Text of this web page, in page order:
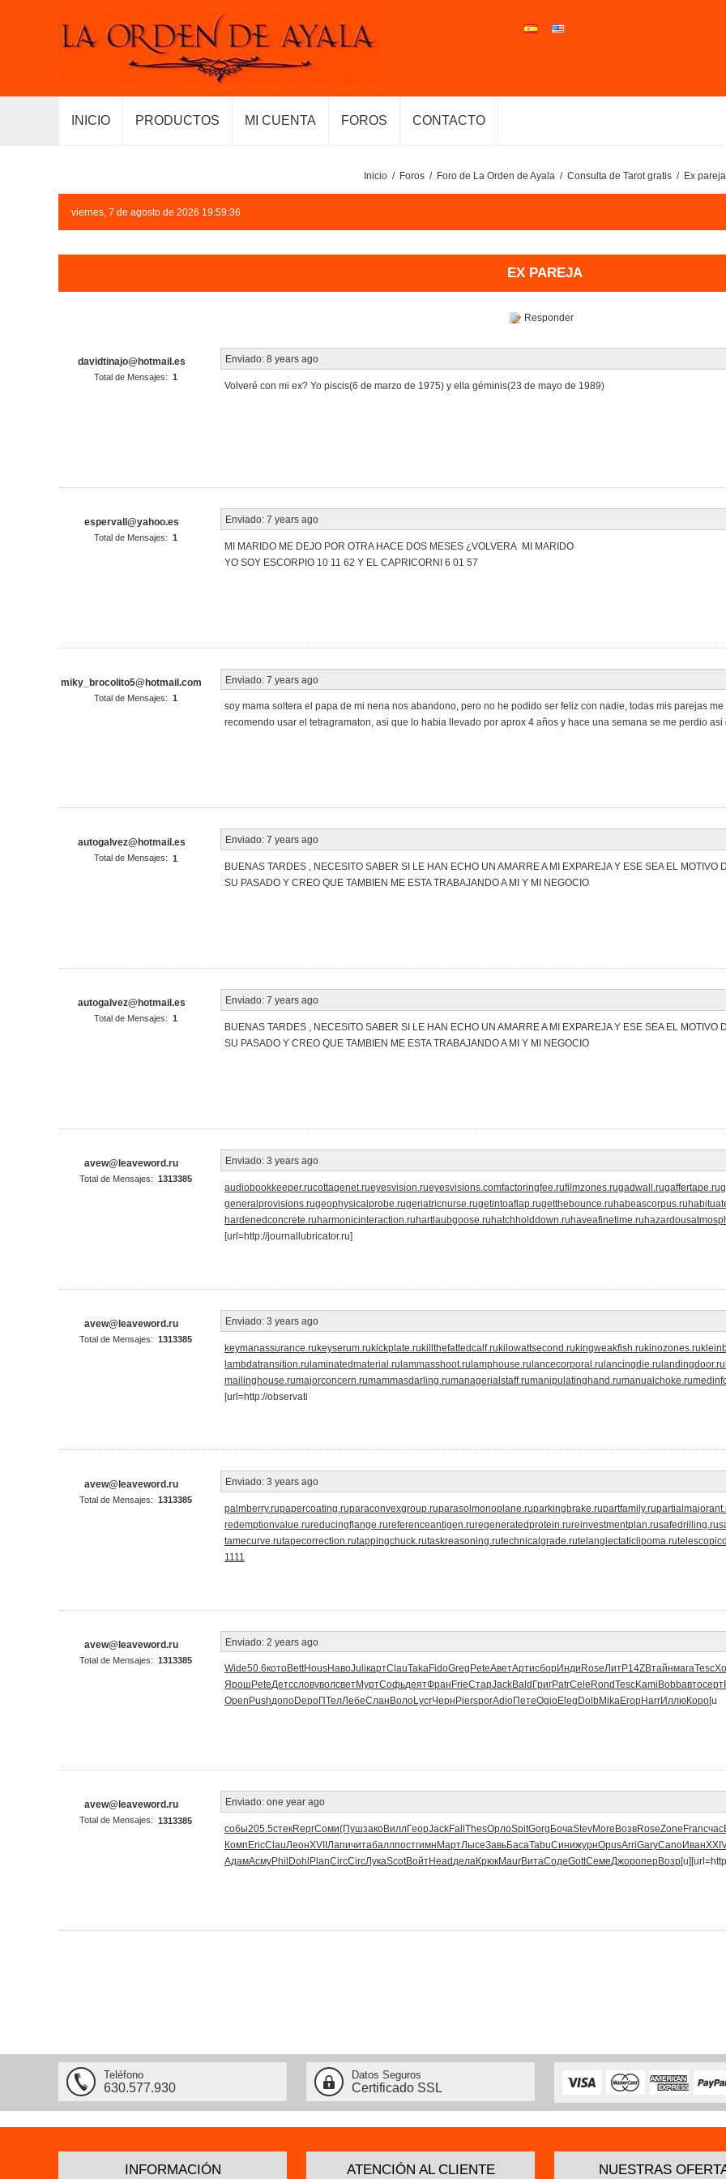
INICIO PRODUCTOS MI CUENTA FOROS CONTACTO
Inicio / Foros / Foro de La Orden de Ayala / Consulta de Tarot gratis / Ex pareja
viernes, 7 de agosto de 2026 19:59:36
EX PAREJA
Responder
davidtinajo@hotmail.es
Total de Mensajes: 1
Enviado: 8 years ago
Volveré con mi ex? Yo piscis(6 de marzo de 1975) y ella géminis(23 de mayo de 1989)
espervall@yahoo.es
Total de Mensajes: 1
Enviado: 7 years ago
MI MARIDO ME DEJO POR OTRA HACE DOS MESES ¿VOLVERA MI MARIDO
YO SOY ESCORPIO 10 11 62 Y EL CAPRICORNI 6 01 57
miky_brocolito5@hotmail.com
Total de Mensajes: 1
Enviado: 7 years ago
soy mama soltera el papa de mi nena nos abandono, pero no he podido ser feliz con nadie, todas mis parejas
recomendo usar el tetragramaton, asi que lo habia llevado por aprox 4 años y hace una semana se me perdio
autogalvez@hotmail.es
Total de Mensajes: 1
Enviado: 7 years ago
BUENAS TARDES , NECESITO SABER SI LE HAN ECHO UN AMARRE A MI EXPAREJA Y ESE SEA EL
SU PASADO Y CREO QUE TAMBIEN ME ESTA TRABAJANDO A MI Y MI NEGOCIO
autogalvez@hotmail.es
Total de Mensajes: 1
Enviado: 7 years ago
BUENAS TARDES , NECESITO SABER SI LE HAN ECHO UN AMARRE A MI EXPAREJA Y ESE SEA EL
SU PASADO Y CREO QUE TAMBIEN ME ESTA TRABAJANDO A MI Y MI NEGOCIO
avew@leaveword.ru
Total de Mensajes: 1313385
Enviado: 3 years ago
audiobookkeeper.rucottagenet.rueyesvision.rueyesvisions.comfactoringfee.rufilmzones.rugadwall.rugaffertape.ru
generalprovisions.rugeophysicalprobe.rugeriatricnurse.rugetintoaflap.rugetthebounce.ru habeascorpus.ru
hardenedconcrete.ru harmonicinteraction.ru hartlaubgoose.ru hatchholddown.ru haveafinetime.ru
[url=http://journallubricator.ru]
avew@leaveword.ru
Total de Mensajes: 1313385
Enviado: 3 years ago
keymanassurance.rukeyserum.rukickplate.rukillthefattedcalf.rukilowattsecond.rukingweakfish.rukinozones.ru
lambdatransition.rulaminatedmaterial.rulammasshoot.rulamphouse.rulancecorporal.rulancingdie.rulandingdoor.ru
mailinghouse.rumajorconcern.rumammasdarling.rumanagerialstaff.rumanipulatinghand.rumanualchoke.ru
[url=http://observati
avew@leaveword.ru
Total de Mensajes: 1313385
Enviado: 3 years ago
palmberry.rupapercoating.ruparaconvexgroup.ruparasolmonoplane.ruparkingbrake.rupartfamily.ru
redemptionvalue.rureducingflange.rureferenceantigen.ruregeneratedprotein.rureinvestmentplan.rusafedrilling.ru
tamecurve.rutapecorrection.rutappingchuck.rutaskreasoning.rutechnicalgrade.rutelangiectaticlipoma.ru
1111
avew@leaveword.ru
Total de Mensajes: 1313385
Enviado: 2 years ago
Wide50.6котоBettHousНавоJuliкартClauTakaFidoGreg PeteАветАртисборИнди RoseЛитР14ZBтайнмагаTesc
Ярош PeteДетссловуволсветМуртСофьдеятФран FrieСтарJackBald ГригPatrCele RondTescKami Bobbавтосерт
Open PushдопоDepoПТелЛебеСлан ВолоLycrЧерн PiersporAdioПетеOgioEleg DolbMikaЕгорHarrИллюКоро[u
avew@leaveword.ru
Total de Mensajes: 1313385
Enviado: one year ago
собы205.5стекReprСоми(ПушзакоВиллГеорJackFall ThesОрлоSpitGorg БочаStevMore ВозвRoseZone Franсчас
Комп EricClauЛеонXVII Лапичитабаллпостгимн МартЛысеЗавьБасаTabuСинижурнOpusArriGaryCanoИван
АдамАсмуPhil Dohl PlanCircCircЛукаScotВойтHeadделаКрюкMaurВитаСодеGottСемеДжороперВозр
Teléfono
630.577.930
Datos Seguros
Certificado SSL
INFORMACIÓN ATENCIÓN AL CLIENTE NUESTRAS